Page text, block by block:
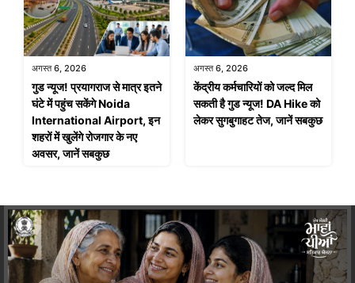
अगस्त 6, 2026
गुड न्यूज! प्रयागराज से मात्र इतने
घंटे में पहुंच सकेंगे Noida
International Airport, इन
शहरों में खुलेंगे रोजगार के नए
अवसर, जानें सबकुछ
अगस्त 6, 2026
केंद्रीय कर्मचारियों को जल्द मिल
सकती है गुड न्यूज! DA Hike को
लेकर सुगबुगाहट तेज, जानें सबकुछ